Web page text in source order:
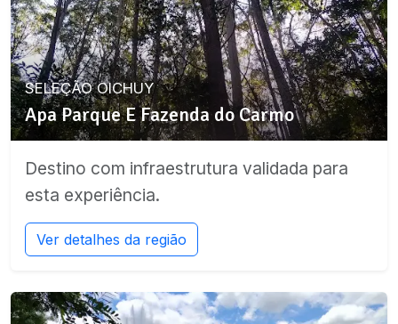
SELEÇÃO OICHUY
Apa Parque E Fazenda do Carmo
Destino com infraestrutura validada para
esta experiência.
Ver detalhes da região